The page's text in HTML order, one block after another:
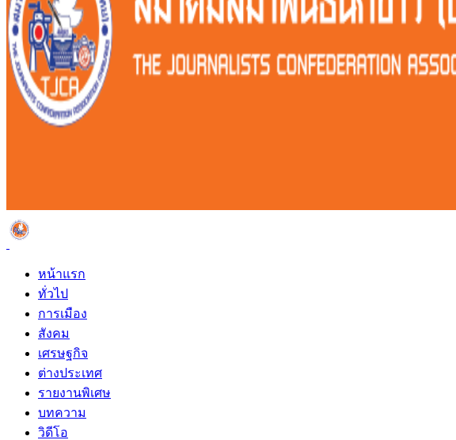
หน้าแรก
ทั่วไป
การเมือง
สังคม
เศรษฐกิจ
ต่างประเทศ
รายงานพิเศษ
บทความ
วิดีโอ